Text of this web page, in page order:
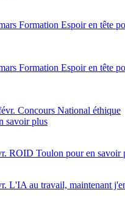
Formation Espoir en tête
Formation Espoir en tête
Concours National éthique
savoir plus
ROID Toulon pour en savoir
L'IA au travail, maintenant